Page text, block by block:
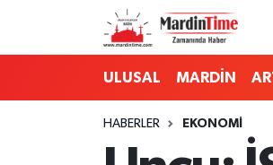
ULUSAL MARDİN
HABERLER EKONOMİ
Mardin Nöbetçi Eczaneler
Mardin Namaz Vakitleri